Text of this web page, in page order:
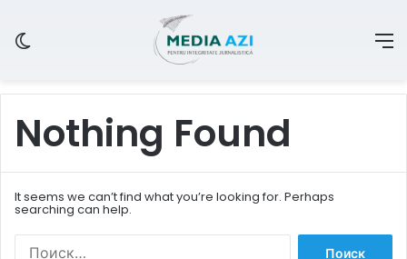
Nothing Found
It seems we can’t find what you’re looking for. Perhaps
searching can help.